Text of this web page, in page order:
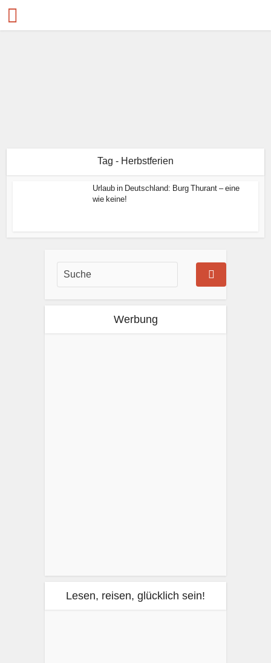
Tag - Herbstferien
Urlaub in Deutschland: Burg Thurant – eine
wie keine!
Werbung
Lesen, reisen, glücklich sein!